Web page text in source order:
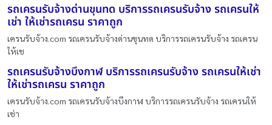
รถเครนรับจ้างด่านขุนทด บริการรถเครนรับจ้าง รถเครนให้
เช่า ให้เช่ารถเครน ราคาถูก
เครนรับจ้าง.com รถเครนรับจ้างด่านขุนทด บริการรถเครนรับจ้าง รถเครน
ให้เช
รถเครนรับจ้างบึงกาฬ บริการรถเครนรับจ้าง รถเครนให้เช่า
ให้เช่ารถเครน ราคาถูก
เครนรับจ้าง.com รถเครนรับจ้างบึงกาฬ บริการรถเครนรับจ้าง รถเครนให้
เช่า